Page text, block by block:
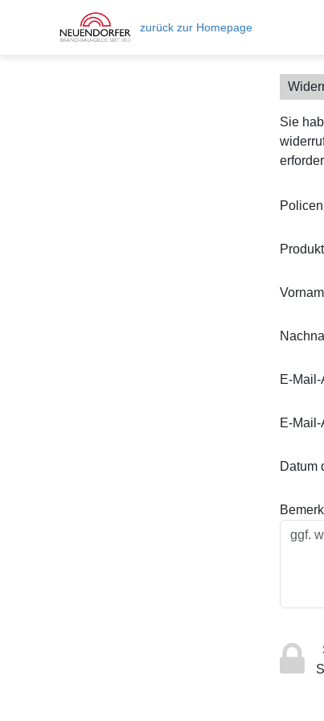
zurück zur Homepage
Sie
E-
E-
Datum